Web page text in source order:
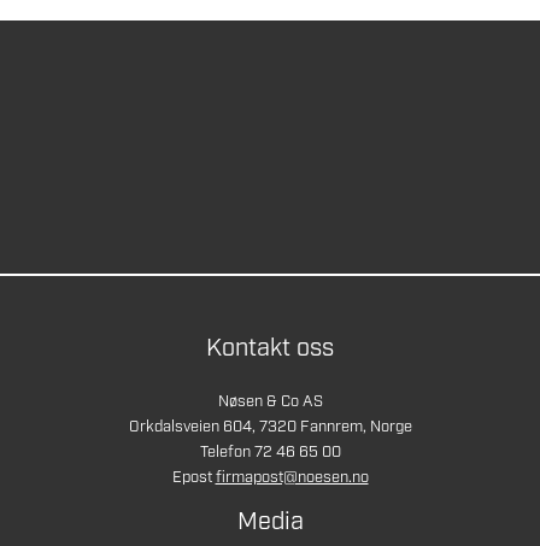
Kontakt oss
Nøsen & Co AS
Orkdalsveien 604, 7320 Fannrem, Norge
Telefon 72 46 65 00
Epostfirmapost@noesen.no
Media